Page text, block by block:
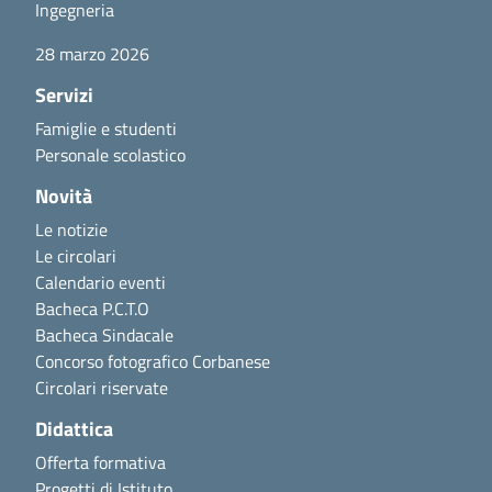
Ingegneria
28 marzo 2026
Servizi
Famiglie e studenti
Personale scolastico
Novità
Le notizie
Le circolari
Calendario eventi
Bacheca P.C.T.O
Bacheca Sindacale
Concorso fotografico Corbanese
Circolari riservate
Didattica
Offerta formativa